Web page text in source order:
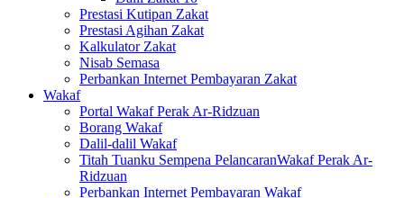
Prestasi Kutipan Zakat
Prestasi Agihan Zakat
Kalkulator Zakat
Nisab Semasa
Perbankan Internet Pembayaran Zakat
Wakaf
Portal Wakaf Perak Ar-Ridzuan
Borang Wakaf
Dalil-dalil Wakaf
Titah Tuanku Sempena PelancaranWakaf Perak Ar-
Ridzuan
Perbankan Internet Pembayaran Wakaf